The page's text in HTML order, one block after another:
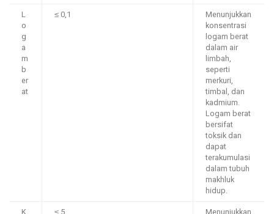
L
o
g
a
m
b
er
at
≤ 0,1
Menunjukkan
konsentrasi
logam berat
dalam air
limbah,
seperti
merkuri,
timbal, dan
kadmium.
Logam berat
bersifat
toksik dan
dapat
terakumulasi
dalam tubuh
makhluk
hidup.